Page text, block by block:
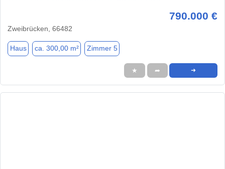
790.000 €
Zweibrücken, 66482
Haus ca. 300,00 m² Zimmer 5
★ ➦ ➜